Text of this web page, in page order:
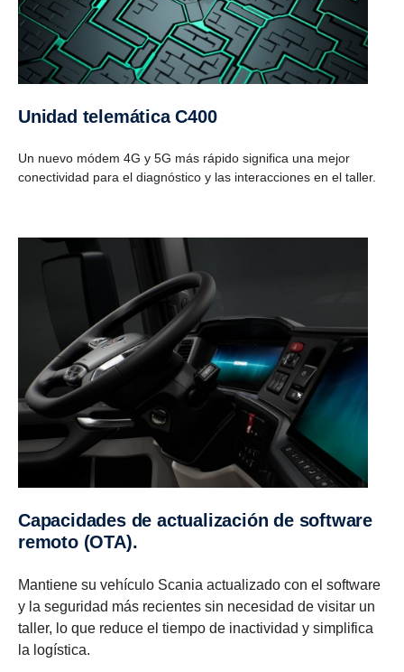
Unidad telemática C400
Un nuevo módem 4G y 5G más rápido significa una mejor
conectividad para el diagnóstico y las interacciones en el taller.
Capacidades de actualización de software
remoto (OTA).
Mantiene su vehículo Scania actualizado con el software
y la seguridad más recientes sin necesidad de visitar un
taller, lo que reduce el tiempo de inactividad y simplifica
la logística.